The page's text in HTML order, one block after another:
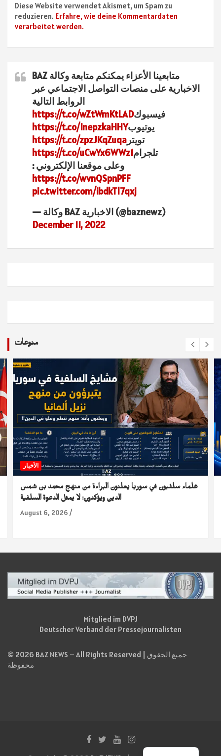
Diese Website verwendet Akismet, um Spam zu
reduzieren. Erfahre, wie deine Kommentardaten
verarbeitet werden.
متابعينا الأعزاء يمكنكم متابعة وكالة BAZ
الاخبارية على منصات التواصل الاجتماعي عبر
الروابط التالية
فيسبوكhttps://t.co/wZtWmKtLAD
يوتيوبhttps://t.co/InepzkaHHY
تويتر https://t.co/zpzJKqZuqa
تلجرامhttps://t.co/uCwYx6WWz1
وعلى موقعنا الإلكتروني :
https://t.co/wvnQSpnPFF
pic.twitter.com/ibdkTl7qxj
— وكالة BAZ الاخبارية (@baznewz)
December 11, 2022
منوعات
الأخبار
علماء سلفيون في سوريا يعلنون البراءة من منهج محمد بن شمس
الدين ويؤكدون: لا يمثل الدعوة السلفية
August 6, 2026
Mitglied im DVPJ
Deutscher Verband der Pressejournalisten
© 2026 BAZ NEWS – All Rights Reserved | جميع الحقوق
محفوظة